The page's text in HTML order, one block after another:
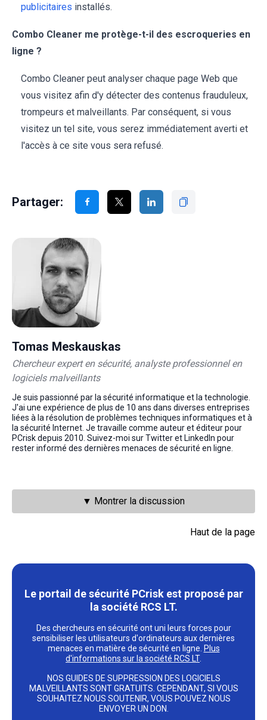
publicitaires installés.
Combo Cleaner me protège-t-il des escroqueries en
ligne ?
Combo Cleaner peut analyser chaque page Web que
vous visitez afin d'y détecter des contenus frauduleux,
trompeurs et malveillants. Par conséquent, si vous
visitez un tel site, vous serez immédiatement averti et
l'accès à ce site vous sera refusé.
Partager:
Tomas Meskauskas
Chercheur expert en sécurité, analyste professionnel en
logiciels malveillants
Je suis passionné par la sécurité informatique et la technologie.
J'ai une expérience de plus de 10 ans dans diverses entreprises
liées à la résolution de problèmes techniques informatiques et à
la sécurité Internet. Je travaille comme auteur et éditeur pour
PCrisk depuis 2010. Suivez-moi sur Twitter et LinkedIn pour
rester informé des dernières menaces de sécurité en ligne.
▼ Montrer la discussion
Haut de la page
Le portail de sécurité PCrisk est proposé par
la société RCS LT.
Des chercheurs en sécurité ont uni leurs forces pour
sensibiliser les utilisateurs d'ordinateurs aux dernières
menaces en matière de sécurité en ligne. Plus
d'informations sur la société RCS LT.
NOS GUIDES DE SUPPRESSION DES LOGICIELS
MALVEILLANTS SONT GRATUITS. CEPENDANT, SI VOUS
SOUHAITEZ NOUS SOUTENIR, VOUS POUVEZ NOUS
ENVOYER UN DON.